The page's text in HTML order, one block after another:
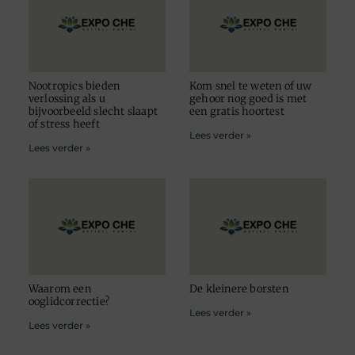
Nootropics bieden
verlossing als u
bijvoorbeeld slecht slaapt
of stress heeft
Lees verder »
Kom snel te weten of uw
gehoor nog goed is met
een gratis hoortest
Lees verder »
Waarom een
ooglidcorrectie?
Lees verder »
De kleinere borsten
Lees verder »